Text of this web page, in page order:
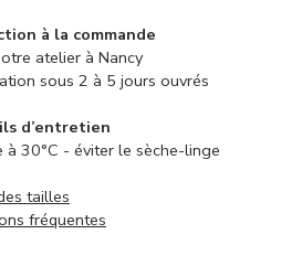
à la commande
atelier à Nancy
sous 2 à 5 jours ouvrés
d’entretien
à 30°C - éviter le sèche-linge
tailles
fréquentes